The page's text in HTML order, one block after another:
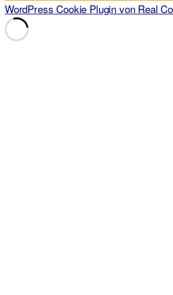
WordPress Cookie Plugin von Real